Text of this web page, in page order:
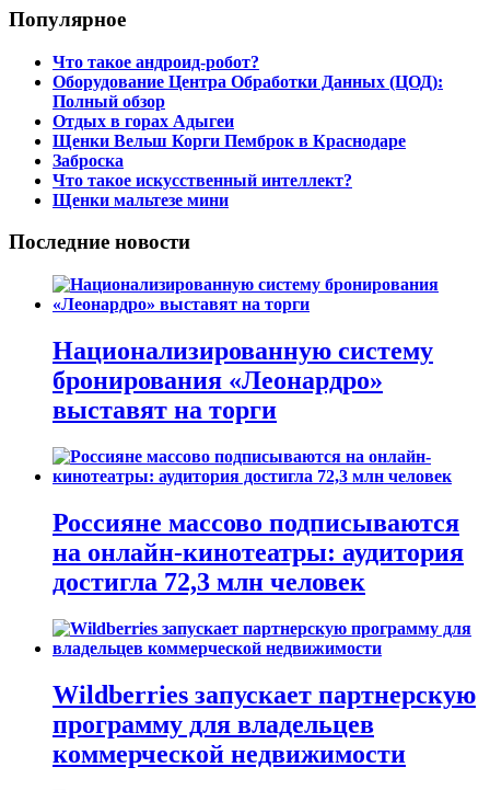
Популярное
Что такое андроид-робот?
Оборудование Центра Обработки Данных (ЦОД):
Полный обзор
Отдых в горах Адыгеи
Щенки Вельш Корги Пемброк в Краснодаре
Заброска
Что такое искусственный интеллект?
Щенки мальтезе мини
Последние новости
Национализированную систему
бронирования «Леонардро»
выставят на торги
Россияне массово подписываются
на онлайн-кинотеатры: аудитория
достигла 72,3 млн человек
Wildberries запускает партнерскую
программу для владельцев
коммерческой недвижимости